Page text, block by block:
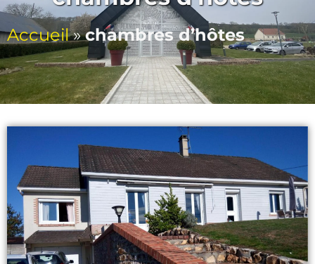
Accueil»chambres d’hôtes